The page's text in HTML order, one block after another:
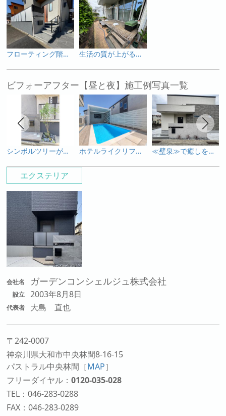
エクステリア
会社名 ガーデンコンシェルジュ株式会社
設立 2003年8月8日
代表者 大島 直也
〒242-0007
神奈川県大和市中央林間8-16-15
パストラル中央林間 ［MAP］
フリーダイヤル：0120-035-028
TEL：046-283-0288
FAX：046-283-0289
フローティング階段 新築外構 生活の質が上がるリフォーム
ビフォーアフター【昼と夜】施工例写真一覧
シンボルツリーが際立つモダン外構 ホテルライクリフォーム ≪壁泉≫で癒しを・・